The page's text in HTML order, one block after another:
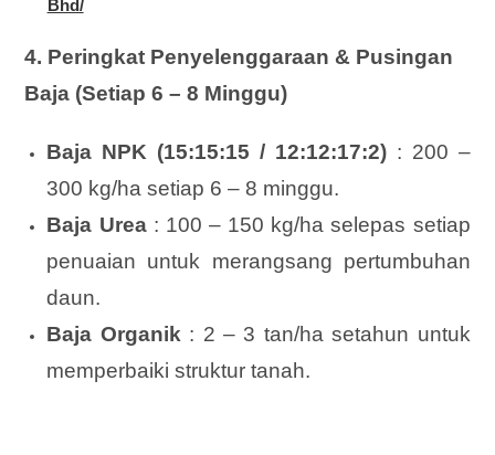
Bhd/
4. Peringkat Penyelenggaraan & Pusingan
Baja (Setiap 6 – 8 Minggu)
Baja NPK (15:15:15 / 12:12:17:2): 200 –
300 kg/ha setiap 6 – 8 minggu.
Baja Urea : 100 – 150 kg/ha selepas setiap
penuaian untuk merangsang pertumbuhan
daun.
Baja Organik : 2 – 3 tan/ha setahun untuk
memperbaiki struktur tanah.